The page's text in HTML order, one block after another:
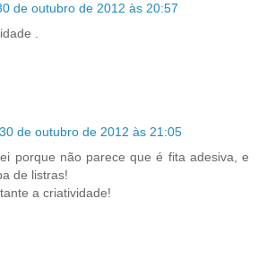
de outubro de 2012 às 20:57
.
30 de outubro de 2012 às 21:05
porque não parece que é fita adesiva, e
de listras!
a criatividade!